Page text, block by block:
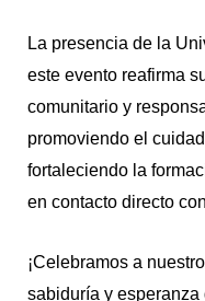
La presencia de la
este evento reafirma
comunitario y
promoviendo el
fortaleciendo la
en contacto directo
¡Celebramos a
sabiduría y